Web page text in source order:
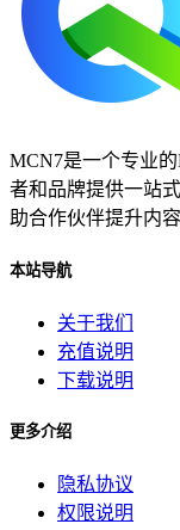
MCN7是一个专业
者和品牌提供一站
助合作伙伴提升内
本站导航
关于我们
充值说明
下载说明
更多介绍
隐私协议
权限说明